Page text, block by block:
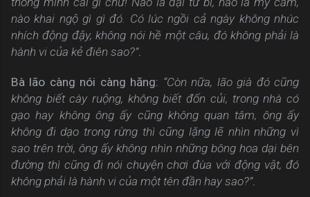
nào khai ngộ gì gì đó. Có lúc ngồi cả ngày không nhúc
nhích động đậy, không nói hề một câu, đó không phải là
hành vi của kẻ điên sao?”.
Bà lão càng nói càng hăng: “Còn nữa, lão già đó cũng
không biết cày ruộng, không biết đốn củi, trong nhà có
gạo hay không ông ấy cũng không quan tâm, ông ấy
không đi dạo trong rừng thì cũng lặng lẽ nhìn những vì
sao trên trời, ông ấy không nhìn những bông hoa dại bên
đường thì cũng đi nói chuyện chơi đùa với động vật, đó
không phải là hành vi của một tên đần hay sao?”.